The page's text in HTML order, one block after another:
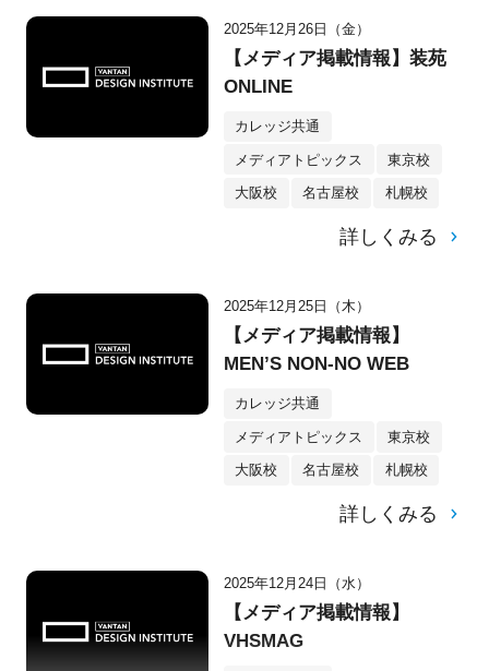
2025年12月26日（金）
【メディア掲載情報】装苑
ONLINE
カレッジ共通
メディアトピックス 東京校
大阪校 名古屋校 札幌校
詳しくみる
2025年12月25日（木）
【メディア掲載情報】
MEN’S NON-NO WEB
カレッジ共通
メディアトピックス 東京校
大阪校 名古屋校 札幌校
詳しくみる
2025年12月24日（水）
【メディア掲載情報】
VHSMAG